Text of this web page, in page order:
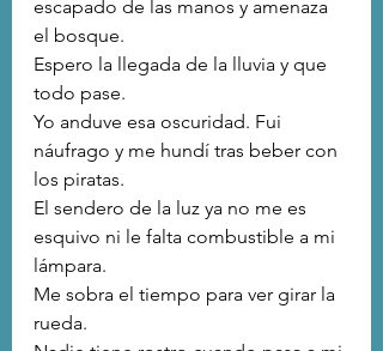
escapado de las manos y amenaza
el bosque.
Espero la llegada de la lluvia y que
todo pase.
Yo anduve esa oscuridad. Fui
náufrago y me hundí tras beber con
los piratas.
El sendero de la luz ya no me es
esquivo ni le falta combustible a mi
lámpara.
Me sobra el tiempo para ver girar la
rueda.